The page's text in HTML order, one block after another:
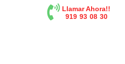
Llamar Ahora!!
919 93 08 30